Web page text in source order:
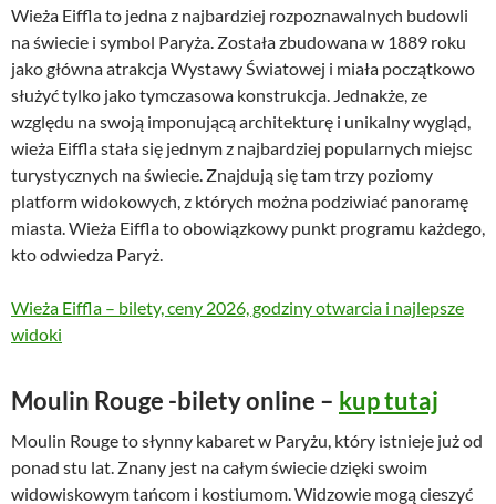
Wieża Eiffla to jedna z najbardziej rozpoznawalnych budowli
na świecie i symbol Paryża. Została zbudowana w 1889 roku
jako główna atrakcja Wystawy Światowej i miała początkowo
służyć tylko jako tymczasowa konstrukcja. Jednakże, ze
względu na swoją imponującą architekturę i unikalny wygląd,
wieża Eiffla stała się jednym z najbardziej popularnych miejsc
turystycznych na świecie. Znajdują się tam trzy poziomy
platform widokowych, z których można podziwiać panoramę
miasta. Wieża Eiffla to obowiązkowy punkt programu każdego,
kto odwiedza Paryż.
Wieża Eiffla – bilety, ceny 2026, godziny otwarcia i najlepsze
widoki
Moulin Rouge -bilety online – kup tutaj
Moulin Rouge to słynny kabaret w Paryżu, który istnieje już od
ponad stu lat. Znany jest na całym świecie dzięki swoim
widowiskowym tańcom i kostiumom. Widzowie mogą cieszyć